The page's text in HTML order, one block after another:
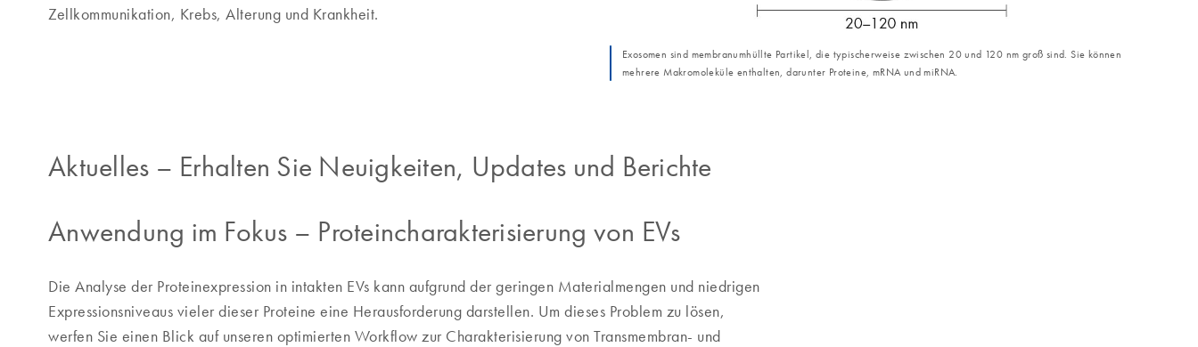
Zellkommunikation, Krebs, Alterung und Krankheit.
Exosomen sind membranumhüllte Partikel, die typischerweise zwischen 20 und 120 nm groß sind. Sie können
mehrere Makromoleküle enthalten, darunter Proteine, mRNA und miRNA.
Aktuelles – Erhalten Sie Neuigkeiten, Updates und Berichte
Anwendung im Fokus – Proteincharakterisierung von EVs
Die Analyse der Proteinexpression in intakten EVs kann aufgrund der geringen Materialmengen und niedrigen
Expressionsniveaus vieler dieser Proteine eine Herausforderung darstellen. Um dieses Problem zu lösen,
werfen Sie einen Blick auf unseren optimierten Workflow zur Charakterisierung von Transmembran- und